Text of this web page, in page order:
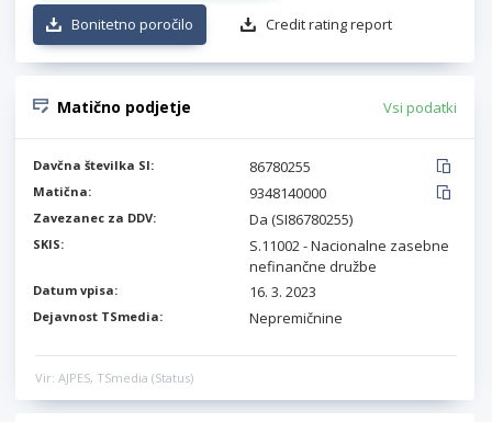
Bonitetno poročilo Credit rating report
Matično podjetje Vsi podatki
Davčna številka SI: 86780255
Matična: 9348140000
Zavezanec za DDV: Da (SI86780255)
SKIS:
S.11002 - Nacionalne zasebne
nefinančne družbe
Datum vpisa: 16. 3. 2023
Dejavnost TSmedia: Nepremičnine
Vir: AJPES, TSmedia (Status)